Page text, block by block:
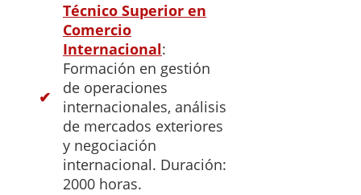
Técnico Superior en
Comercio
Internacional:
Formación en gestión
de operaciones
internacionales, análisis
de mercados exteriores
y negociación
internacional. Duración:
2000 horas.